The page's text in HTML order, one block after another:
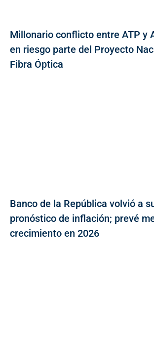
Millonario conflicto entre ATP y
en riesgo parte del Proyecto
Fibra Óptica
Banco de la República volvió a
pronóstico de inflación; prevé
crecimiento en 2026